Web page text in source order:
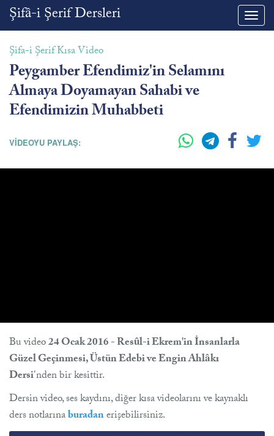
Şifâ-i Şerif Dersleri
Şifa-i Şerif Kısa Video
Peygamber Efendimiz'in Selamını
Almaya Doyamayan Sahabi ve
Efendimizin Muhabbeti
VİDEOYU PAYLAŞ:
Bu video24 Ocak 2016 - Resûl-i Ekrem'in İnsanlarla
Güzel Geçinmesi, Üstün Edebi ve Engin Ahlâkı
Dersi'nden bir kesittir.
Dersin video, ses kaydını, diğer kısa videolarını ve kaynaklı
ders notlarınaburadanerişebilirsiniz.